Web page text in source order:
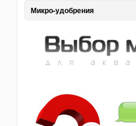
Микро-удобрения